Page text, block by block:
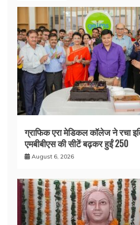
ग्राफिक एरा मेडिकल कॉलेज ने रचा
एमबीबीएस की सीटें बढ़कर हुईं 250
August 6, 2026